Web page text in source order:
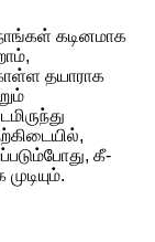
கடினமாக
தயாராக
​​கீ-